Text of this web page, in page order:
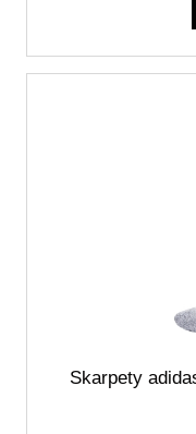
Skarpety